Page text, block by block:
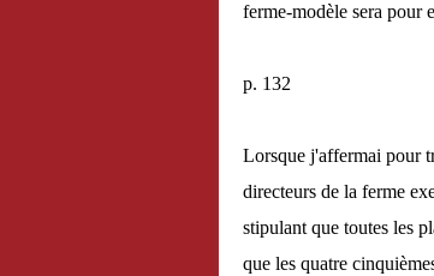
ferme-modèle sera
p. 132
Lorsque j'affermai pour
directeurs de la ferme
stipulant que toutes les
que les quatre